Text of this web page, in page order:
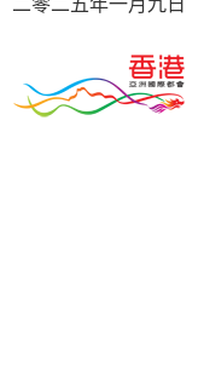
二零二五年一月九日